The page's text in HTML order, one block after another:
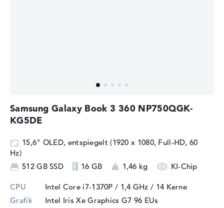
Samsung Galaxy Book 3 360 NP750QGK-
KG5DE
15,6" OLED, entspiegelt (1920 x 1080, Full-HD, 60
Hz)
512 GB SSD
16 GB 1,46 kg KI-Chip
CPU Intel Core i7-1370P / 1,4 GHz / 14 Kerne
Grafik
Intel Iris Xe Graphics G7 96 EUs